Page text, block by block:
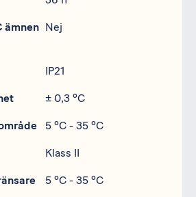
ämnen Nej
IP21
± 0,3 ºC
5 ºC - 35 ºC
Klass II
5 ºC - 35 ºC